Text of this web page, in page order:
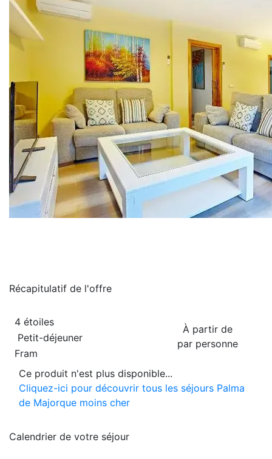
Récapitulatif de l'offre
À partir de
par personne
4 étoiles
Petit-déjeuner
Fram
Ce produit n'est plus disponible...
Cliquez-ici pour découvrir tous les séjours Palma
de Majorque moins cher
Calendrier de votre séjour